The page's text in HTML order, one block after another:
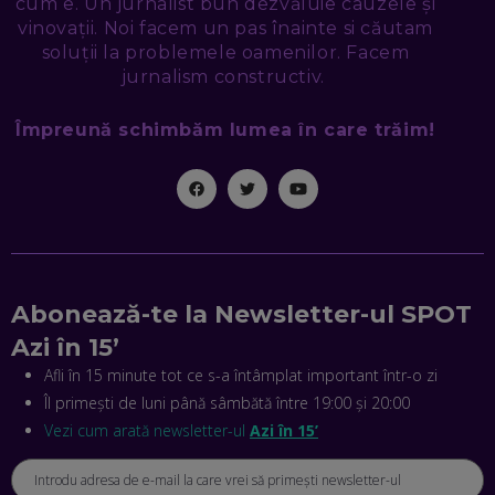
SEAMA CĂ CINEVA ÎNCEARCĂ SĂ TE MANIPULEZE, ONLINE.
CE-AM ÎNVĂȚAT DIN EPISODUL GEORGESCU
EP. 46
LA JOB! CUM DEMONSTREZI ABILITĂȚI ȘI CÂȘTIGI PREMII
ANTONIO ENACHE, SENSE4FIT: CUM TE AJUTĂ
CRISTIAN GROZEA, BEEFAST: PREGĂTIM CEL MAI BUN
REVOLUȚIONA LIVRĂRILE RAPIDE, DIN ROMÂNIA PÂNĂ ÎN
ASIA
ANDREI NICOARĂ, EXPERT ÎN E-GUVERNARE: N-O SĂ NE
RESPECTĂM OBLIGAȚIILE EUROPENE, VOM AVEA
PROBLEME
vinovații. Noi facem un pas înainte si căutam
soluții la problemele oamenilor. Facem
jurnalism constructiv.
Împreună schimbăm lumea în care trăim!
Abonează-te la Newsletter-ul SPOT
Azi în 15’
Afli în 15 minute tot ce s-a întâmplat important într-o zi
Îl primești de luni până sâmbătă între 19:00 și 20:00
Vezi cum arată newsletter-ul Azi în 15’